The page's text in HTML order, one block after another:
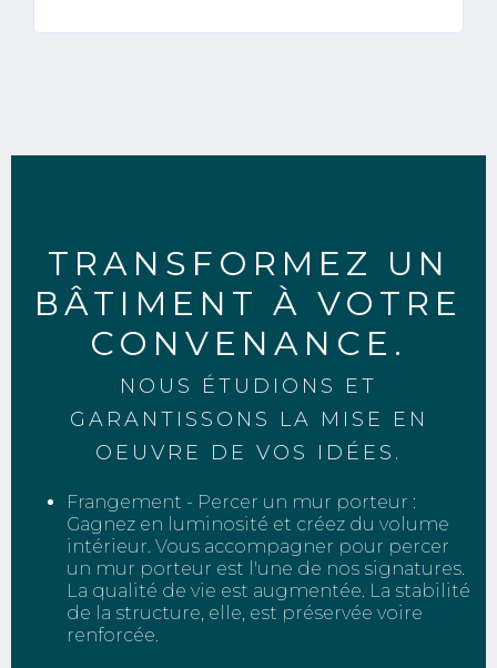
TRANSFORMEZ UN
BÂTIMENT À VOTRE
CONVENANCE.
NOUS ÉTUDIONS ET
GARANTISSONS LA MISE EN
OEUVRE DE VOS IDÉES.
Frangement - Percer un mur porteur :
Gagnez en luminosité et créez du volume
intérieur. Vous accompagner pour percer
un mur porteur est l'une de nos signatures.
La qualité de vie est augmentée. La stabilité
de la structure, elle, est préservée voire
renforcée.